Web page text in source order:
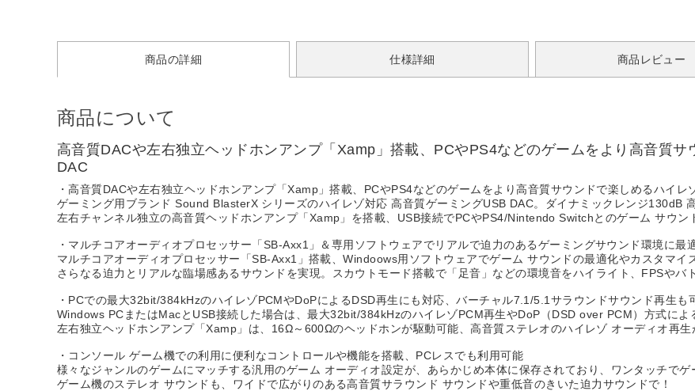
商品の詳細 仕様詳細 商品レビュー
商品について
高音質DACや左右独立ヘッドホンアンプ「Xamp」搭載、PCやPS4などのゲームをより高音質
DAC
・高音質DACや左右独立ヘッドホンアンプ「Xamp」搭載、PCやPS4などのゲームをより高音質サウンドで楽しめるハイレ
ゲーミング用ブランド Sound BlasterX シリーズのハイレゾ対応 高音質ゲーミングUSB DAC。ダイナミックレンジ130dB
左右チャンネル独立の高音質ヘッドホンアンプ「Xamp」を搭載、USB接続でPCやPS4/Nintendo Switchとのゲーム サウン
・マルチコアオーディオプロセッサー「SB-Axx1」＆専用ソフトウェアでリアルで迫力のあるゲーミングサウンド環境に最
マルチコアオーディオプロセッサー「SB-Axx1」搭載、Windoows用ソフトウェアでゲーム サウンドの最適化やカスタマイ
さらなる迫力とリアルな臨場感あるサウンドを実現。スカウトモード搭載で「足音」などの環境音をハイライト、FPSやバ
・PCでの最大32bit/384kHzのハイレゾPCMやDoPによるDSD再生にも対応、バーチャル7.1/5.1サラウンドサウンド再生も
Windows PCまたはMacとUSB接続した場合は、最大32bit/384kHzのハイレゾPCM再生やDoP（DSD over PCM）方式によ
左右独立ヘッドホンアンプ「Xamp」は、16Ω～600Ωのヘッドホンが駆動可能、高音質ステレオのハイレゾ オーディオ再生
・コンソール ゲーム機での利用に便利なコントロールや機能を搭載、PCレスでも利用可能
様々なジャンルのゲームにマッチする汎用のゲーム オーディオ設定が、あらかじめ本体に保存されており、ワンタッチでゲ
ゲーム機のステレオ サウンドも、ワイドで広がりのある高音質サラウンド サウンドや重低音のきいた迫力サウンドで！